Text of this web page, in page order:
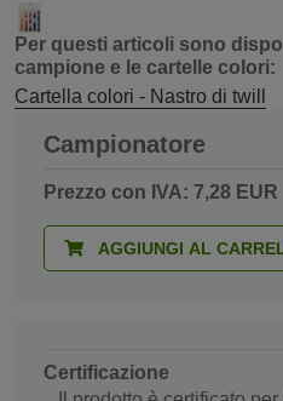
Per questi articoli sono
campione e le cartelle colori:
Cartella colori - Nastro di twill
Campionatore
Prezzo con IVA: 7,28 EUR
AGGIUNGI AL
Certificazione